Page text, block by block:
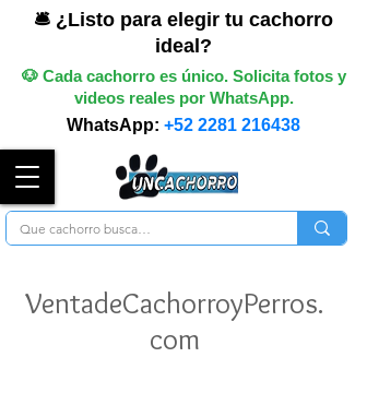
🛎️ ¿Listo para elegir tu cachorro
ideal?
🐶 Cada cachorro es único. Solicita fotos y
videos reales por WhatsApp.
WhatsApp: +52 2281 216438
VentadeCachorroyPerros.
com